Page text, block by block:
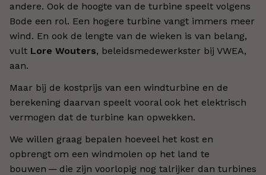
andere. Ook de hoogte van de turbine speelt volgens
Bode een rol. Een hogere turbine vangt immers meer
wind. En ook de lengte van de wieken is van belang,
vult Lore Wouters, beleidsmedewerkster bij VWEA,
aan.
Maar bij de kostprijs van een windturbine en de
berekening daarvan speelt vooral ook het elektrisch
vermogen dat de turbine kan opwekken.
We willen graag bepalen hoeveel het kost en
opbrengt om een windmolen op het land te
bouwen — die zijn voorlopig nog talrijker dan turbines